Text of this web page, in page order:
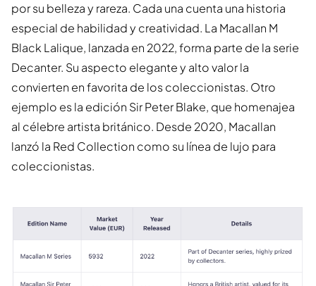
por su belleza y rareza. Cada una cuenta una historia
especial de habilidad y creatividad. La Macallan M
Black Lalique, lanzada en 2022, forma parte de la serie
Decanter. Su aspecto elegante y alto valor la
convierten en favorita de los coleccionistas. Otro
ejemplo es la edición Sir Peter Blake, que homenajea
al célebre artista británico. Desde 2020, Macallan
lanzó la Red Collection como su línea de lujo para
coleccionistas.